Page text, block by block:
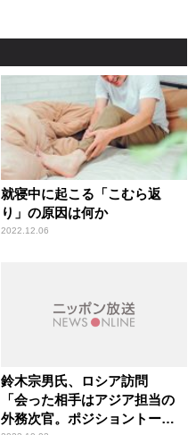
就寝中に起こる「こむら返
り」の原因は何か
2022.12.06
鈴木宗男氏、ロシア訪問
「会った相手はアジア担当の
外務次官。ポジショントーク